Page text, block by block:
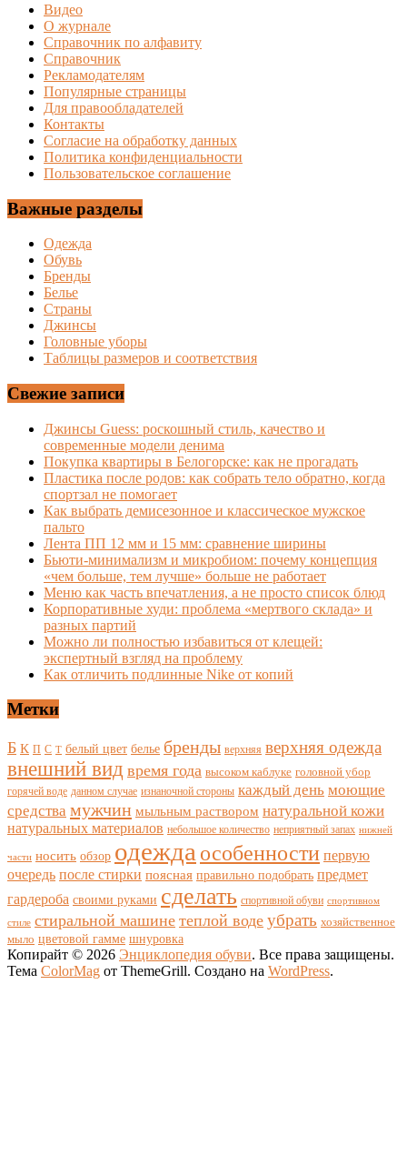
Видео
О журнале
Справочник по алфавиту
Справочник
Рекламодателям
Популярные страницы
Для правообладателей
Контакты
Согласие на обработку данных
Политика конфиденциальности
Пользовательское соглашение
Важные разделы
Одежда
Обувь
Бренды
Белье
Страны
Джинсы
Головные уборы
Таблицы размеров и соответствия
Свежие записи
Джинсы Guess: роскошный стиль, качество и
современные модели денима
Покупка квартиры в Белогорске: как не прогадать
Пластика после родов: как собрать тело обратно, когда
спортзал не помогает
Как выбрать демисезонное и классическое мужское
пальто
Лента ПП 12 мм и 15 мм: сравнение ширины
Бьюти-минимализм и микробиом: почему концепция
«чем больше, тем лучше» больше не работает
Меню как часть впечатления, а не просто список блюд
Корпоративные худи: проблема «мертвого склада» и
разных партий
Можно ли полностью избавиться от клещей:
экспертный взгляд на проблему
Как отличить подлинные Nike от копий
Метки
Б К П С Т белый цвет белье бренды верхняя верхняя одежда
внешний вид время года высоком каблуке головной убор
горячей воде данном случае изнаночной стороны каждый день моющие
средства мужчин мыльным раствором натуральной кожи
натуральных материалов небольшое количество неприятный запах нижней
части носить обзор одежда особенности первую
очередь после стирки поясная правильно подобрать предмет
гардероба своими руками сделать спортивной обуви спортивном
стиле стиральной машине теплой воде убрать хозяйственное
мыло цветовой гамме шнуровка
Копирайт © 2026 Энциклопедия обуви. Все права защищены.
Тема ColorMag от ThemeGrill. Создано на WordPress.